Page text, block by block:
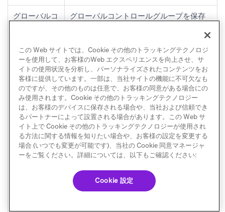
グローバルコ
トにデータが
ない。
グローバルコントロールグループを保存
レポートにアクセスした場合、レポート
にデータは表示されません。グローバル
コントロールグループを作成して保存
し、再度お試しください。
コンバージョ
ン率が0%に
なっている、
またはイベン
トがゼロ以上
発生している
にもかかわら
コンバージョン数が非常に少なく、コン
トロールグループまたはトリートメント
グループが非常に大きい場合、コンバー
ジョン率が0%に丸められ、グラフに表示
されないことがあります。これは、イベ
ント合計数の指標を確認することで検証
できます。増分リフト率の指標を使用し
て、2つのグループの効果を比較すること
もできます。
この Web サイトでは、Cookie その他のトラッキングテクノロジ
ーを使用して、お客様のWeb エクスペリエンスを向上させ、サ
イトの使用状況を分析し、パーソナライズされたコンテンツをお
客様に提供しています。一部は、当社サイトの機能に不可欠なも
のですが、その他のものは任意で、お客様の同意がある場合にの
み使用されます。Cookie その他のトラッキングテクノロジー
は、お客様のデバイスに保存される場合や、当社および信頼でき
るパートナーによって設置される場合があります。この Web サ
イト上で Cookie その他のトラッキングテクノロジーが使用され
る方法に関する情報を知りたい場合や、お客様の設定を変更する
場合 (いつでも変更が可能です)、当社の Cookie 同意マネージャ
ーをご覧ください。詳細については、以下もご確認ください:
Cookie 設定